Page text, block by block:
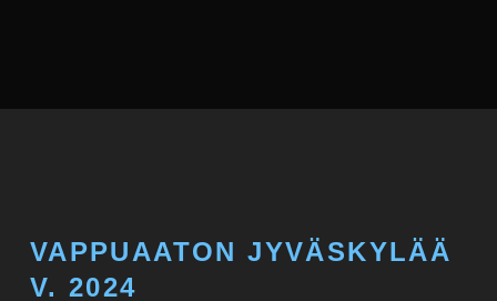
VAPPUAATON JYVÄSKYLÄÄ
V. 2024